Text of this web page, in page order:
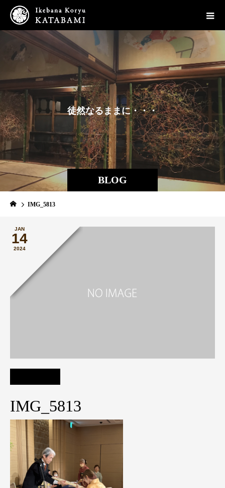
BLOG
徒然なるままに・・・
IMG_5813
JAN
14
2024
IMG_5813